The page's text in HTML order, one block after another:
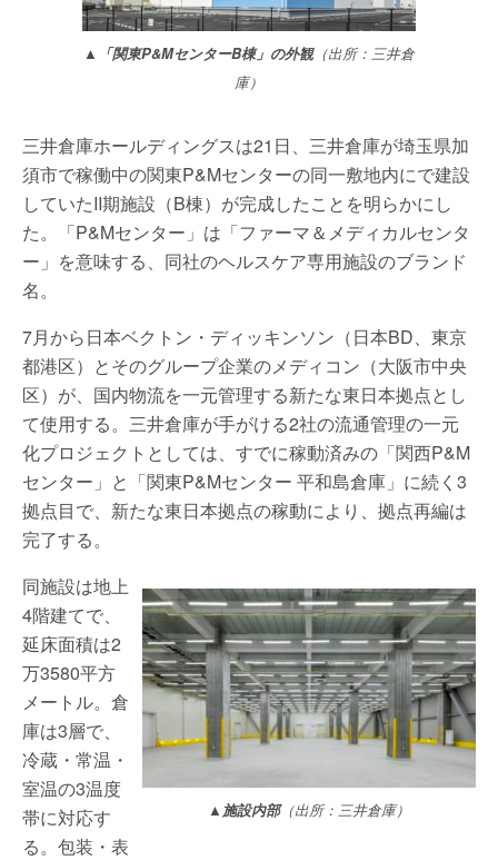
▲「関東P&MセンターB棟」の外観（出所：三井倉
庫）
三井倉庫ホールディングスは21日、三井倉庫が埼玉県加
須市で稼働中の関東P&Mセンターの同一敷地内にで建設
していたII期施設（B棟）が完成したことを明らかにし
た。「P&Mセンター」は「ファーマ＆メディカルセンタ
ー」を意味する、同社のヘルスケア専用施設のブランド
名。
7月から日本ベクトン・ディッキンソン（日本BD、東京
都港区）とそのグループ企業のメディコン（大阪市中央
区）が、国内物流を一元管理する新たな東日本拠点とし
て使用する。三井倉庫が手がける2社の流通管理の一元
化プロジェクトとしては、すでに稼動済みの「関西P&M
センター」と「関東P&Mセンター 平和島倉庫」に続く3
拠点目で、新たな東日本拠点の稼動により、拠点再編は
完了する。
▲施設内部（出所：三井倉庫）
同施設は地上
4階建てで、
延床面積は2
万3580平方
メートル。倉
庫は3層で、
冷蔵・常温・
室温の3温度
帯に対応す
る。包装・表